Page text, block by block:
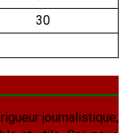
30
journalistique,